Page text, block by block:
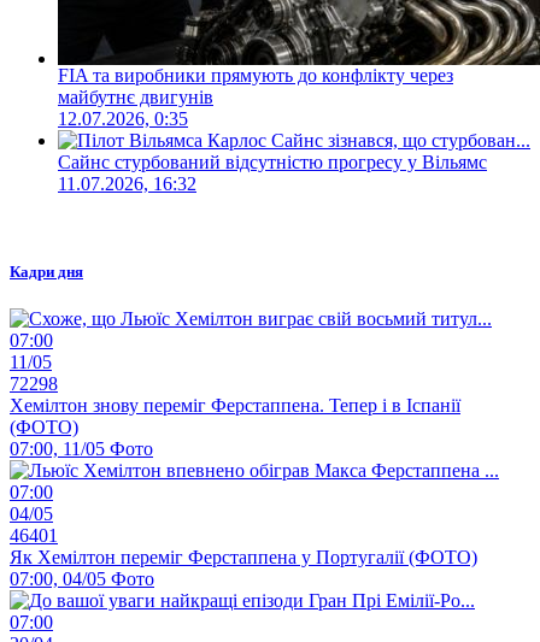
FIA та виробники прямують до конфлікту через
майбутнє двигунів
12.07.2026, 0:35
Сайнс стурбований відсутністю прогресу у Вільямс
11.07.2026, 16:32
Кадри дня
07:00
11/05
72298
Хемілтон знову переміг Ферстаппена. Тепер і в Іспанії
(ФОТО)
07:00, 11/05 Фото
07:00
04/05
46401
Як Хемілтон переміг Ферстаппена у Португалії (ФОТО)
07:00, 04/05 Фото
07:00